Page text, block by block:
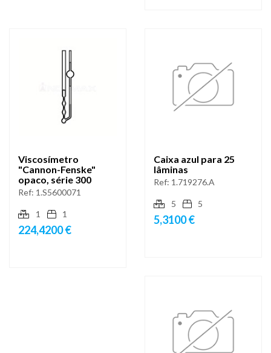
Viscosímetro
"Cannon-Fenske"
opaco, série 300
Ref: 1.S5600071
1 1
224,4200 €
Caixa azul para 25
lâminas
Ref: 1.719276.A
5 5
5,3100 €